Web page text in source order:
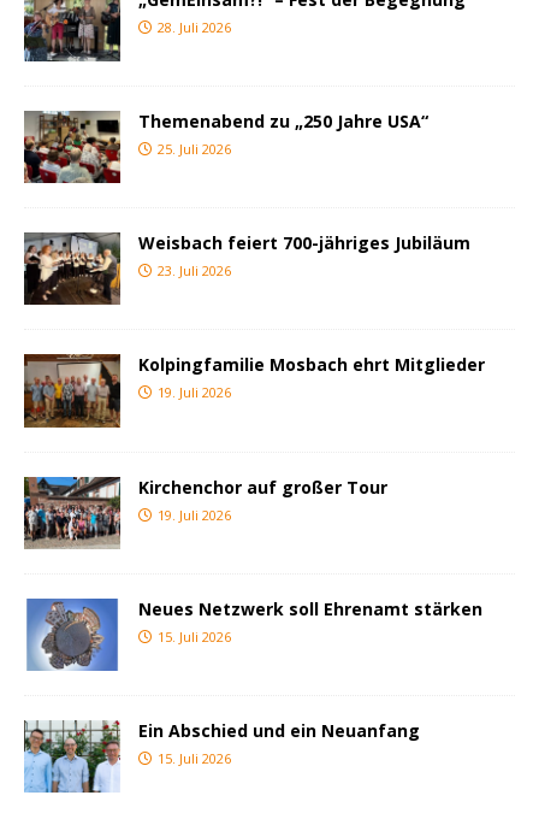
28. Juli 2026
Themenabend zu „250 Jahre USA“
25. Juli 2026
Weisbach feiert 700-jähriges Jubiläum
23. Juli 2026
Kolpingfamilie Mosbach ehrt Mitglieder
19. Juli 2026
Kirchenchor auf großer Tour
19. Juli 2026
Neues Netzwerk soll Ehrenamt stärken
15. Juli 2026
Ein Abschied und ein Neuanfang
15. Juli 2026